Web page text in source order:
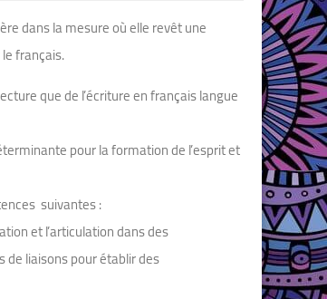
dans la mesure où elle revêt une
français.
que de l’écriture en français langue
pour la formation de l’esprit et
suivantes :
et l’articulation dans des
liaisons pour établir des